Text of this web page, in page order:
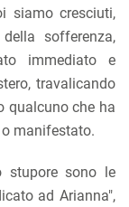
siamo cresciuti,
sofferenza,
immediato e
travalicando
qualcuno che ha
manifestato.
stupore sono le
ad Arianna",